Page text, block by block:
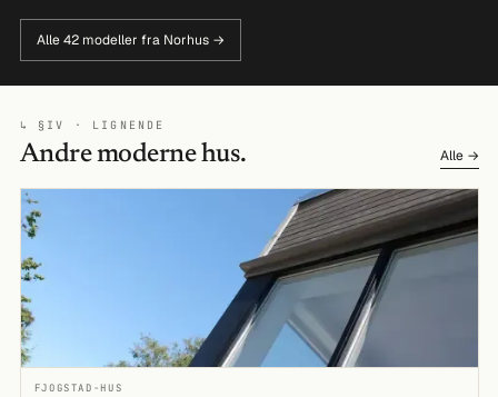
Alle 42 modeller fra Norhus →
↳ §IV · LIGNENDE
Andre moderne hus. Alle →
FJOGSTAD-HUS